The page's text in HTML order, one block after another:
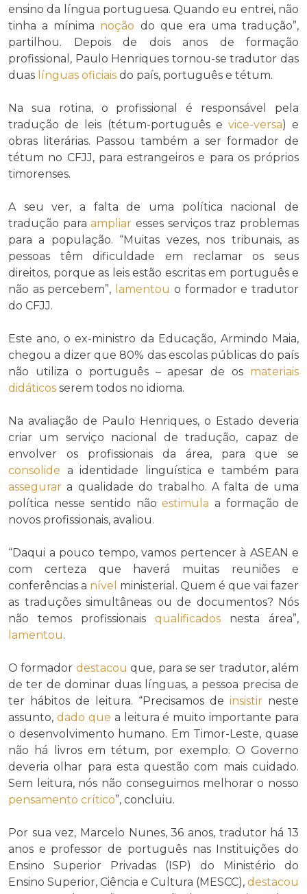
ensino da língua portuguesa. Quando eu entrei, não
tinha a mínima noção do que era uma tradução”,
partilhou. Depois de dois anos de formação
profissional, Paulo Henriques tornou-se tradutor das
duas línguas oficiais do país, português e tétum.
Na sua rotina, o profissional é responsável pela
tradução de leis (tétum-português e vice-versa) e
obras literárias. Passou também a ser formador de
tétum no CFJJ, para estrangeiros e para os próprios
timorenses.
A seu ver, a falta de uma política nacional de
tradução paraampliar esses serviços traz problemas
para a população. “Muitas vezes, nos tribunais, as
pessoas têm dificuldade em reclamar os seus
direitos, porque as leis estão escritas em português e
não as percebem”, lamentou o formador e tradutor
do CFJJ.
Este ano, o ex-ministro da Educação, Armindo Maia,
chegou a dizer que 80% das escolas públicas do país
não utiliza o português – apesar de os materiais
didáticos serem todos no idioma.
Na avaliação de Paulo Henriques, o Estado deveria
criar um serviço nacional de tradução, capaz de
envolver os profissionais da área, para que se
consolide a identidade linguística e também para
assegurar a qualidade do trabalho. A falta de uma
política nesse sentido nãoestimula a formação de
novos profissionais, avaliou.
“Daqui a pouco tempo, vamos pertencer à ASEAN e
com certeza que haverá muitas reuniões e
conferências a nível ministerial. Quem é que vai fazer
as traduções simultâneas ou de documentos? Nós
não temos profissionais qualificados nesta área”,
lamentou.
O formador destacou que, para se ser tradutor, além
de ter de dominar duas línguas, a pessoa precisa de
ter hábitos de leitura. “Precisamos de insistir neste
assunto, dado que a leitura é muito importante para
o desenvolvimento humano. Em Timor-Leste, quase
não há livros em tétum, por exemplo. O Governo
deveria olhar para esta questão com mais cuidado.
Sem leitura, nós não conseguimos melhorar o nosso
pensamento crítico”, concluiu.
Por sua vez, Marcelo Nunes, 36 anos, tradutor há 13
anos e professor de português nas Instituições do
Ensino Superior Privadas (ISP) do Ministério do
Ensino Superior, Ciência e Cultura (MESCC), destacou